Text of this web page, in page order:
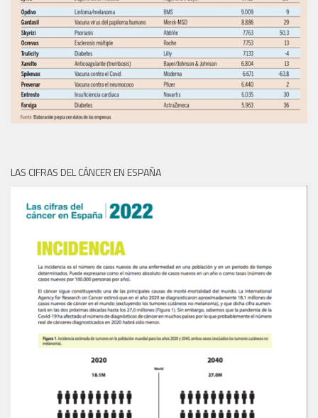
LAS CIFRAS DEL CÁNCER EN ESPAÑA